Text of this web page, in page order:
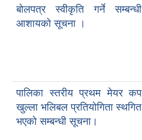
बोलपत्र स्वीकृति गर्ने सम्बन्धी
आशायको सूचना ।
पालिका स्तरीय प्रथम मेयर कप
खुल्ला भलिबल प्रतियोगिता स्थगित
भएको सम्बन्धी सूचना।